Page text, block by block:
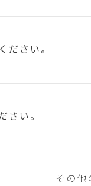
ださい。
さい。
その他